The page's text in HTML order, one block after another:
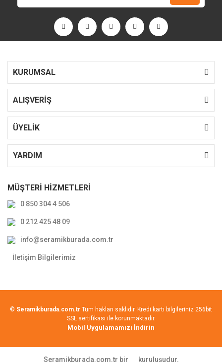
KURUMSAL
ALIŞVERİŞ
ÜYELİK
YARDIM
MÜŞTERİ HİZMETLERİ
0 850 304 4 506
0 212 425 48 09
info@seramikburada.com.tr
İletişim Bilgilerimiz
© Seramikburada.com.tr Tüm hakları saklıdır. Kredi kartı bilgileriniz 256bit
SSL sertifikası ile korunmaktadır.
Mobil Uygulamamızı İndirin
Seramikburada.com.tr bir kuruluşudur.